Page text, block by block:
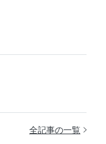
全記事の一覧